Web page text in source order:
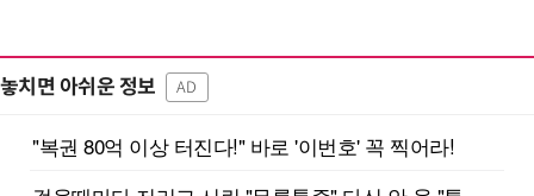
놓치면 아쉬운 정보 AD